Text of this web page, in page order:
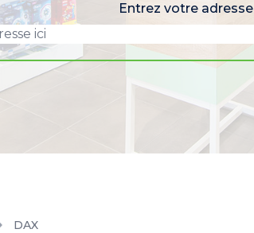
Entrez votre adresse
DAX